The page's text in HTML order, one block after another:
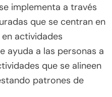
implementa a través
que se centran en
actividades
ayuda a las personas a
que se alineen
patrones de